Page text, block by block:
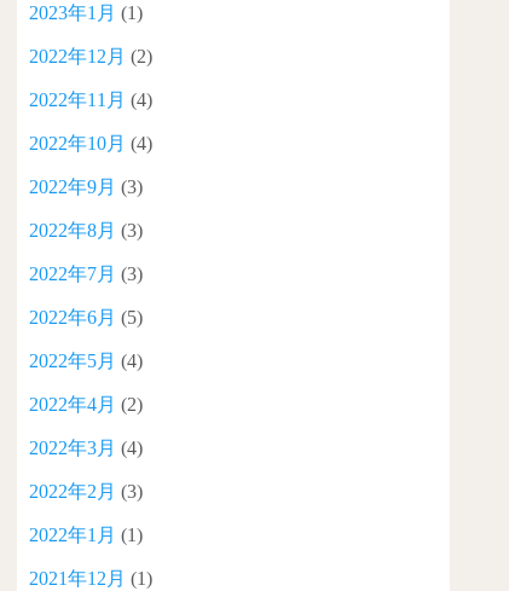
2023年1月 (1)
2022年12月 (2)
2022年11月 (4)
2022年10月 (4)
2022年9月 (3)
2022年8月 (3)
2022年7月 (3)
2022年6月 (5)
2022年5月 (4)
2022年4月 (2)
2022年3月 (4)
2022年2月 (3)
2022年1月 (1)
2021年12月 (1)